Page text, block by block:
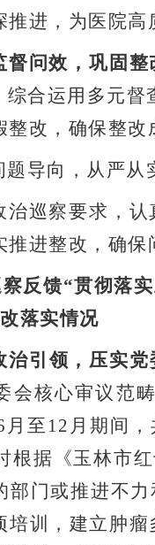
推进，为医院高
督问效，巩固整
综合运用多元
改，确保整改
题导向，从严从
治巡察要求，
进整改，确保
反馈“贯彻落
落实情况
治引领，压实党
会核心审议范
月至 12 月期间
根据《玉林市
部门或推进不力
培训，建立肿瘤